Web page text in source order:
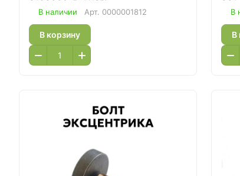
В наличии Арт. 0000001812
В корзину
В
В